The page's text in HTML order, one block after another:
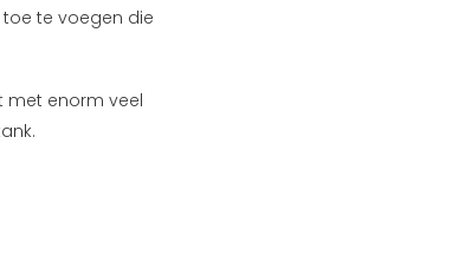
te voegen die
met enorm veel